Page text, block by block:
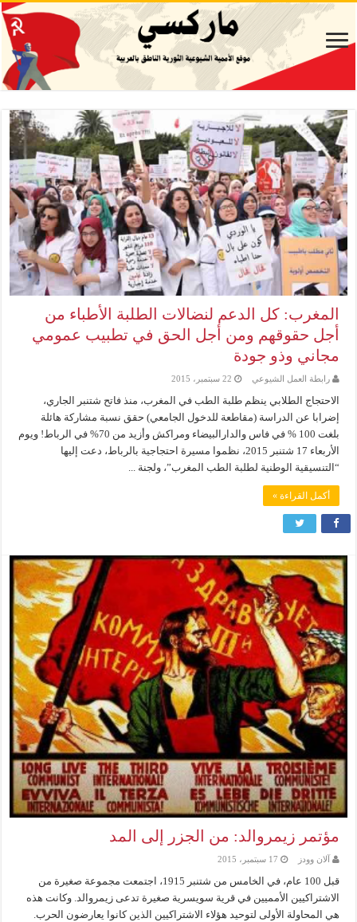
المغرب: كل الدعم لنضالات الطلبة الأطباء من
أجل حقوقهم ومن أجل الحق في تطبيب عمومي
مجاني وذو جودة
رابطة العمل الشيوعي 22 سبتمبر، 2015
الاحتجاج الطلابي ينظم طلبة الطب في المغرب، منذ فاتح شتنبر الجاري،
إضرابا عن الدراسة (مقاطعة للدخول الجامعي) حقق نسبة مشاركة هائلة
بلغت 100 % في فاس والدارالبيضاء ومراكش وأزيد من 70% في الرباط! ويوم
الأربعاء 17 شتنبر 2015، نظموا مسيرة احتجاجية بالرباط، دعت إليها
“التنسيقية الوطنية لطلبة الطب المغرب”، ولجنة ...
أكمل القراءة »
مؤتمر زيمروالد: من الجزر إلى المد
آلان وودز 17 سبتمبر، 2015
قبل 100 عام، في الخامس من شتنبر 1915، اجتمعت مجموعة صغيرة من
الاشتراكيين الأمميين في قرية سويسرية صغيرة تدعى زيمروالد. وكانت هذه
هي المحاولة الأولى لتوحيد هؤلاء الاشتراكيين الذين كانوا يعارضون الحرب.